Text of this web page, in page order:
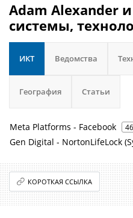
Adam Alexander
системы,
ИКТ Ведомства
География Статьи
Meta Platforms - Facebook
Gen Digital - NortonLifeLock
КОРОТКАЯ ССЫЛКА